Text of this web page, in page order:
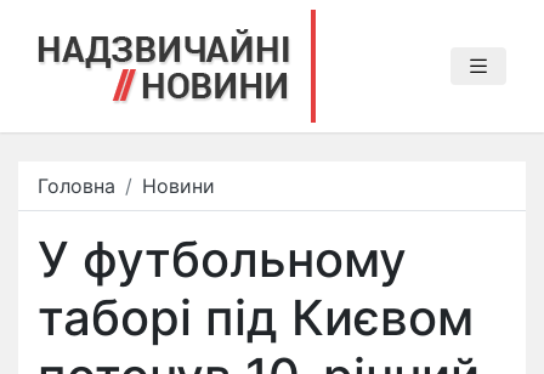
Головна Новини
У футбольному
таборі під Києвом